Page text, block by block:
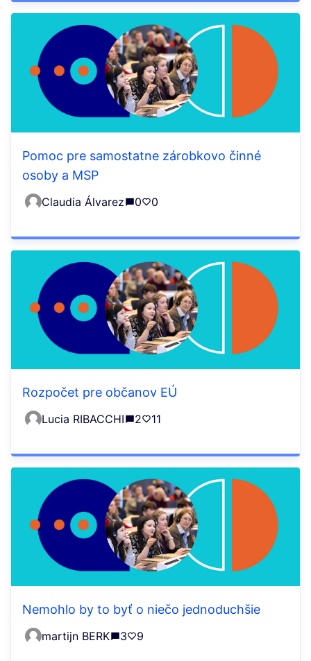
Pomoc pre samostatne zárobkovo činné
osoby a MSP
Claudia Álvarez 0 0
Rozpočet pre občanov EÚ
Lucia RIBACCHI 2 11
Nemohlo by to byť o niečo jednoduchšie
martijn BERK 3 9